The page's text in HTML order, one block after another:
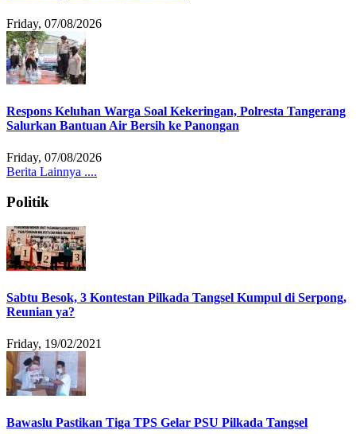
Friday, 07/08/2026
Respons Keluhan Warga Soal Kekeringan, Polresta Tangerang
Salurkan Bantuan Air Bersih ke Panongan
Friday, 07/08/2026
Berita Lainnya ....
Politik
Sabtu Besok, 3 Kontestan Pilkada Tangsel Kumpul di Serpong,
Reunian ya?
Friday, 19/02/2021
Bawaslu Pastikan Tiga TPS Gelar PSU Pilkada Tangsel